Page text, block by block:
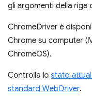
gli argomenti della riga
ChromeDriver è
Chrome su computer
ChromeOS).
Controlla lo stato
standard WebDriver.